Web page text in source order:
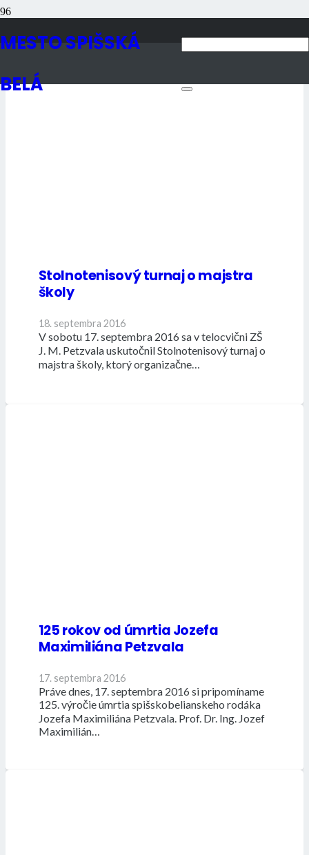
MESTO SPIŠSKÁ
BELÁ
Aktuality
Stolnotenisový turnaj o majstra
školy
18. septembra 2016
V sobotu 17. septembra 2016 sa v telocvični ZŠ
J. M. Petzvala uskutočnil Stolnotenisový turnaj o
majstra školy, ktorý organizačne…
125 rokov od úmrtia Jozefa
Maximiliána Petzvala
17. septembra 2016
Práve dnes, 17. septembra 2016 si pripomíname
125. výročie úmrtia spišskobelianskeho rodáka
Jozefa Maximiliána Petzvala. Prof. Dr. Ing. Jozef
Maximilián…